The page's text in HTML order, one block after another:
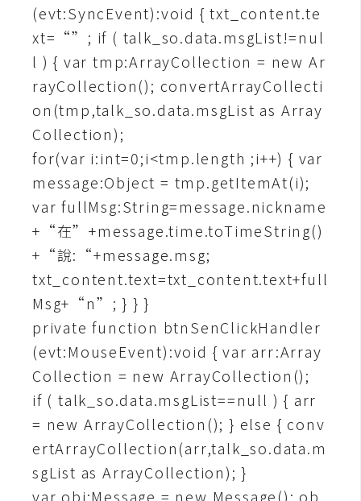
p
t
U
I
/
U
W
網
頁
端
P
D
(evt:SyncEvent):void { txt_content.te
xt=“”; if ( talk_so.data.msgList!=nul
l ) { var tmp:ArrayCollection = new Ar
rayCollection(); convertArrayCollecti
on(tmp,talk_so.data.msgList as Array
Collection);
for(var i:int=0;i<tmp.length ;i++) { var
message:Object = tmp.getItemAt(i);
var fullMsg:String=message.nickname
+“在”+message.time.toTimeString()
+“說:“+message.msg;
txt_content.text=txt_content.text+full
Msg+“n”; } } }
private function btnSenClickHandler
(evt:MouseEvent):void { var arr:Array
Collection = new ArrayCollection();
if ( talk_so.data.msgList==null ) { arr
= new ArrayCollection(); } else { conv
ertArrayCollection(arr,talk_so.data.m
sgList as ArrayCollection); }
var obj:Message = new Message(); ob